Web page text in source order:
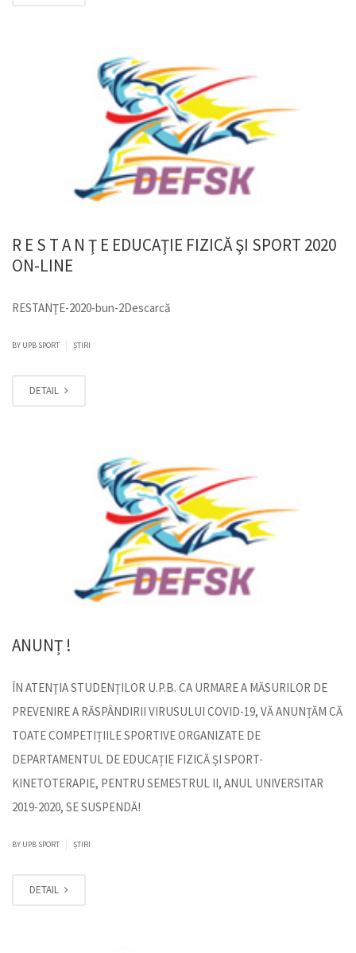
R E S T A N Ţ E EDUCAŢIE FIZICĂ ŞI SPORT 2020
ON-LINE
RESTANŢE-2020-bun-2Descarcă
BY UPB SPORT ȘTIRI
DETAIL
ANUNȚ !
ÎN ATENŢIA STUDENŢILOR U.P.B. CA URMARE A MĂSURILOR DE
PREVENIRE A RĂSPÂNDIRII VIRUSULUI COVID-19, VĂ ANUNȚĂM CĂ
TOATE COMPETIȚIILE SPORTIVE ORGANIZATE DE
DEPARTAMENTUL DE EDUCAȚIE FIZICĂ ȘI SPORT-
KINETOTERAPIE, PENTRU SEMESTRUL II, ANUL UNIVERSITAR
2019-2020, SE SUSPENDĂ!
BY UPB SPORT ȘTIRI
DETAIL